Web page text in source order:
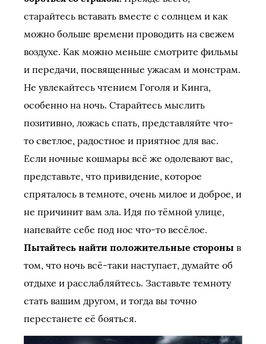
старайтесь вставать вместе с солнцем и как
можно больше времени проводить на свежем
воздухе. Как можно меньше смотрите фильмы
и передачи, посвященные ужасам и монстрам.
Не увлекайтесь чтением Гоголя и Кинга,
особенно на ночь. Старайтесь мыслить
позитивно, ложась спать, представляйте что-
то светлое, радостное и приятное для вас.
Если ночные кошмары всё же одолевают вас,
представьте, что привидение, которое
спряталось в темноте, очень милое и доброе, и
не причинит вам зла. Идя по тёмной улице,
напевайте себе под нос что-то весёлое.
Пытайтесь найти положительные стороны в
том, что ночь всё-таки наступает, думайте об
отдыхе и расслабляйтесь. Заставьте темноту
стать вашим другом, и тогда вы точно
перестанете её бояться.